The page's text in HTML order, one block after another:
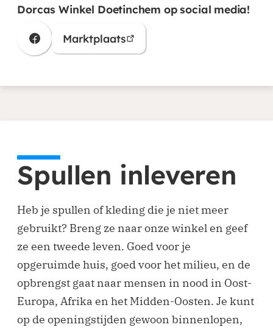
Dorcas Winkel Doetinchem op social media!
(opent in nieuw venster)
Marktplaats
(opent in nieuw venster)
Spullen inleveren
Heb je spullen of kleding die je niet meer
gebruikt? Breng ze naar onze winkel en geef
ze een tweede leven. Goed voor je
opgeruimde huis, goed voor het milieu, en de
opbrengst gaat naar mensen in nood in Oost-
Europa, Afrika en het Midden-Oosten. Je kunt
op de openingstijden gewoon binnenlopen,